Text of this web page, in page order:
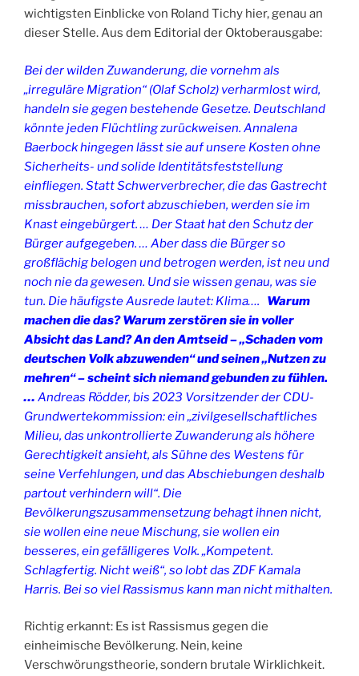
wichtigsten Einblicke von Roland Tichy hier, genau an
dieser Stelle. Aus dem Editorial der Oktoberausgabe:
Bei der wilden Zuwanderung, die vornehm als
„irreguläre Migration“ (Olaf Scholz) verharmlost wird,
handeln sie gegen bestehende Gesetze. Deutschland
könnte jeden Flüchtling zurückweisen. Annalena
Baerbock hingegen lässt sie auf unsere Kosten ohne
Sicherheits- und solide Identitätsfeststellung
einfliegen. Statt Schwerverbrecher, die das Gastrecht
missbrauchen, sofort abzuschieben, werden sie im
Knast eingebürgert. … Der Staat hat den Schutz der
Bürger aufgegeben. … Aber dass die Bürger so
großflächig belogen und betrogen werden, ist neu und
noch nie da gewesen. Und sie wissen genau, was sie
tun. Die häufigste Ausrede lautet: Klima…. Warum
machen die das? Warum zerstören sie in voller
Absicht das Land? An den Amtseid – „Schaden vom
deutschen Volk abzuwenden“ und seinen „Nutzen zu
mehren“ – scheint sich niemand gebunden zu fühlen.
… Andreas Rödder, bis 2023 Vorsitzender der CDU-
Grundwertekommission: ein „zivilgesellschaftliches
Milieu, das unkontrollierte Zuwanderung als höhere
Gerechtigkeit ansieht, als Sühne des Westens für
seine Verfehlungen, und das Abschiebungen deshalb
partout verhindern will“. Die
Bevölkerungszusammensetzung behagt ihnen nicht,
sie wollen eine neue Mischung, sie wollen ein
besseres, ein gefälligeres Volk. „Kompetent.
Schlagfertig. Nicht weiß“, so lobt das ZDF Kamala
Harris. Bei so viel Rassismus kann man nicht mithalten.
Richtig erkannt: Es ist Rassismus gegen die
einheimische Bevölkerung. Nein, keine
Verschwörungstheorie, sondern brutale Wirklichkeit.